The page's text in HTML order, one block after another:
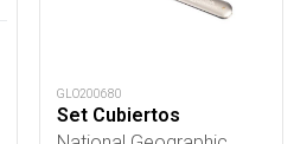
GLO200680
Set Cubiertos